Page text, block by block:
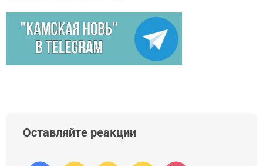
Оставляйте реакции